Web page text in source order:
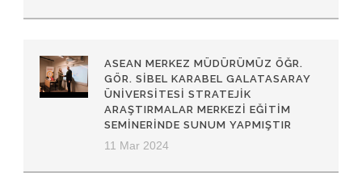
ASEAN MERKEZ MÜDÜRÜMÜZ ÖĞR.
GÖR. SIBEL KARABEL GALATASARAY
ÜNIVERSITESI STRATEJIK
ARAŞTIRMALAR MERKEZI EĞITIM
SEMINERINDE SUNUM YAPMIŞTIR
11 Mar 2024